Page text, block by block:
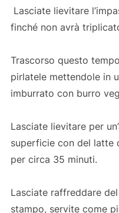
Lasciate lievitare
finché non avrà
Trascorso questo
pirlatele mettendole in
imburrato con burro
Lasciate lievitare per
superficie con del latte
per circa 35 minuti.
Lasciate raffreddare
stampo, servite come